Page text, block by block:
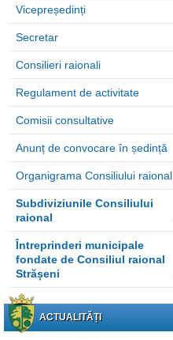
Vicepreședinți
Secretar
Consilieri raionali
Regulament de activitate
Comisii consultative
Anunț de convocare în ședință
Organigrama Consiliului raional
Subdiviziunile Consiliului
raional
Întreprinderi municipale
fondate de Consiliul raional
Strășeni
ACTUALITĂȚI